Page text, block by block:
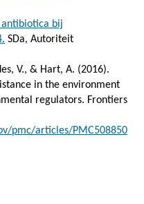
antibiotica bij
SDa, Autoriteit
V., & Hart, A. (2016).
in the environment
regulators. Frontiers
pmc/articles/PMC508850